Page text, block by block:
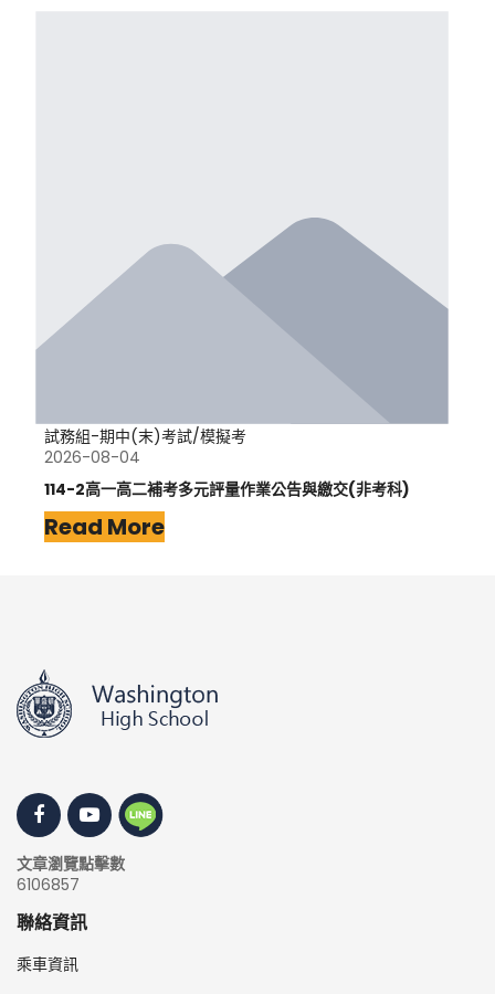
試務組-期中(末)考試/模擬考
2026-08-04
114-2高一高二補考多元評量作業公告與繳交(非考科)
Read More
文章瀏覽點擊數
6106857
聯絡資訊
乘車資訊